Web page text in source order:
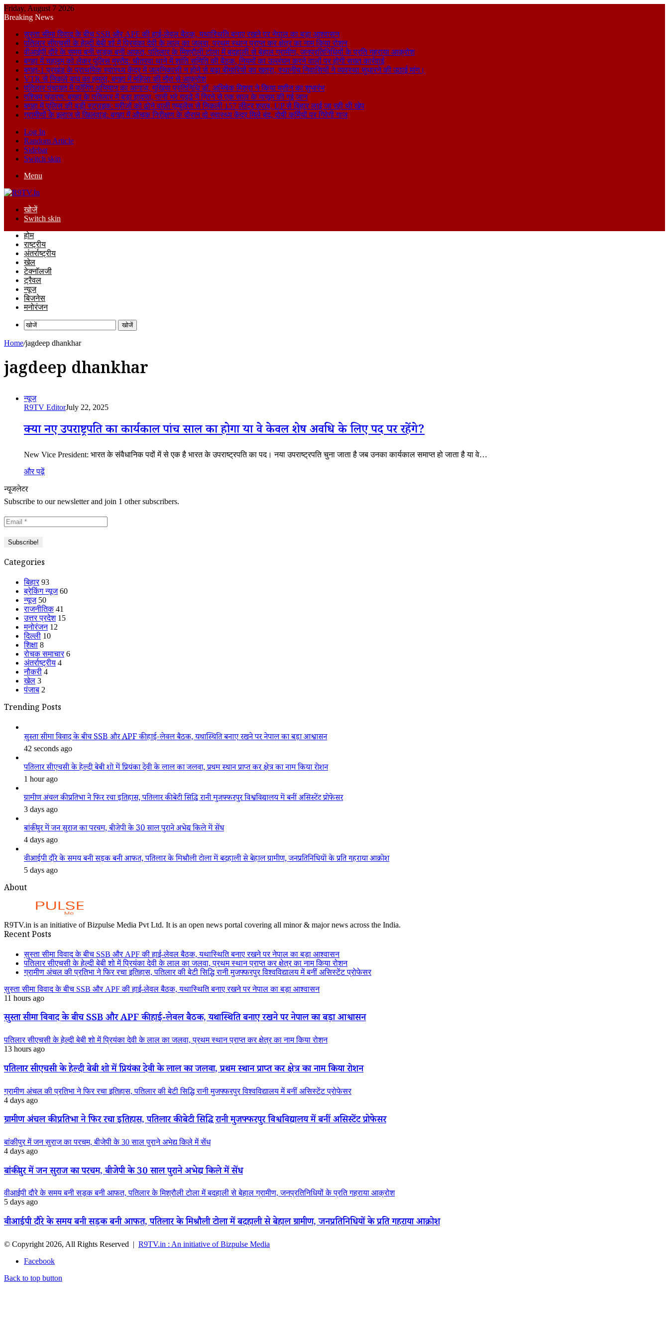
Friday, August 7 2026
Breaking News
सुस्ता सीमा विवाद के बीच SSB और APF की हाई-लेवल बैठक, यथास्थिति बनाए रखने पर नेपाल का बड़ा आश्वासन
पतिलार सीएचसी के हेल्दी बेबी शो में प्रियंका देवी के लाल का जलवा, प्रथम स्थान प्राप्त कर क्षेत्र का नाम किया रोशन
वीआईपी दौरे के समय बनी सड़क बनी आफत, पतिलार के मिश्रौली टोला में बदहाली से बेहाल ग्रामीण, जनप्रतिनिधियों के प्रति गहराया आक्रोश
बगहा में चहलूम को लेकर पुलिस मुस्तैद: चौतरवा थाने में शांति समिति की बैठक, नियमों का उल्लंघन करने वालों पर होगी सख्त कार्रवाई
बगहा-1 प्रखंड के प्राथमिक स्वास्थ्य केंद्र में जलनिकासी न होने से बढ़ा बीमारियों का खतरा, स्थानीय निवासियों ने व्यवस्था सुधारने की उठाई मांग।
VTR से निकले बाघ का हमला, बगहा में महिला की मौत से आक्रोश
पतिलार पंचायत में फॉगिंग अभियान का आगाज, मुखिया प्रतिनिधि डॉ. अभिषेक मिश्रा ने किया मशीन का शुभारंभ
पश्चिम चंपारण: बगहा के पतिलार में बड़ा हादसा, पानी भरे गड्ढे में गिरने से एक साल के मासूम की गई जान
बगहा में पुलिस की बड़ी स्ट्राइक: मरीजों को ढोने वाली एम्बुलेंस से निकली 157 लीटर शराब, UP से बिहार लाई जा रही थी खेप
ग्रामीणों के इलाज से खिलवाड़: बगहा में औचक निरीक्षण के दौरान दो स्वास्थ्य केंद्र मिले बंद, दोषी कर्मियों पर गिरेगी गाज
Log In
Random Article
Sidebar
Switch skin
Menu
खोजें
Switch skin
होम
राष्ट्रीय
अंतर्राष्ट्रीय
खेल
टेक्नॉलजी
ट्रैवल
न्यूज
बिजनेस
मनोरंजन
खोजें
Home/jagdeep dhankhar
jagdeep dhankhar
न्यूज
R9TV EditorJuly 22, 2025
क्या नए उपराष्ट्रपति का कार्यकाल पांच साल का होगा या वे केवल शेष अवधि के लिए पद पर रहेंगे?
New Vice President: भारत के संवैधानिक पदों में से एक है भारत के उपराष्ट्रपति का पद। नया उपराष्ट्रपति चुना जाता है जब उनका कार्यकाल समाप्त हो जाता है या वे…
और पढ़ें
न्यूजलेटर
Subscribe to our newsletter and join 1 other subscribers.
Categories
बिहार 93
ब्रेकिंग न्यूज 60
न्यूज 50
राजनीतिक 41
उत्तर प्रदेश 15
मनोरंजन 12
दिल्ली 10
शिक्षा 8
रोचक समाचार 6
अंतर्राष्ट्रीय 4
नौकरी 4
खेल 3
पंजाब 2
Trending Posts
सुस्ता सीमा विवाद के बीच SSB और APF की हाई-लेवल बैठक, यथास्थिति बनाए रखने पर नेपाल का बड़ा आश्वासन
42 seconds ago
पतिलार सीएचसी के हेल्दी बेबी शो में प्रियंका देवी के लाल का जलवा, प्रथम स्थान प्राप्त कर क्षेत्र का नाम किया रोशन
1 hour ago
ग्रामीण अंचल की प्रतिभा ने फिर रचा इतिहास, पतिलार की बेटी सिद्धि रानी मुजफ्फरपुर विश्वविद्यालय में बनीं असिस्टेंट प्रोफेसर
3 days ago
बांकीपुर में जन सुराज का परचम, बीजेपी के 30 साल पुराने अभेद्य किले में सेंध
4 days ago
वीआईपी दौरे के समय बनी सड़क बनी आफत, पतिलार के मिश्रौली टोला में बदहाली से बेहाल ग्रामीण, जनप्रतिनिधियों के प्रति गहराया आक्रोश
5 days ago
About
R9TV.in is an initiative of Bizpulse Media Pvt Ltd. It is an open news portal covering all minor & major news across the India.
Recent Posts
सुस्ता सीमा विवाद के बीच SSB और APF की हाई-लेवल बैठक, यथास्थिति बनाए रखने पर नेपाल का बड़ा आश्वासन
पतिलार सीएचसी के हेल्दी बेबी शो में प्रियंका देवी के लाल का जलवा, प्रथम स्थान प्राप्त कर क्षेत्र का नाम किया रोशन
ग्रामीण अंचल की प्रतिभा ने फिर रचा इतिहास, पतिलार की बेटी सिद्धि रानी मुजफ्फरपुर विश्वविद्यालय में बनीं असिस्टेंट प्रोफेसर
सुस्ता सीमा विवाद के बीच SSB और APF की हाई-लेवल बैठक, यथास्थिति बनाए रखने पर नेपाल का बड़ा आश्वासन
11 hours ago
सुस्ता सीमा विवाद के बीच SSB और APF की हाई-लेवल बैठक, यथास्थिति बनाए रखने पर नेपाल का बड़ा आश्वासन
पतिलार सीएचसी के हेल्दी बेबी शो में प्रियंका देवी के लाल का जलवा, प्रथम स्थान प्राप्त कर क्षेत्र का नाम किया रोशन
13 hours ago
पतिलार सीएचसी के हेल्दी बेबी शो में प्रियंका देवी के लाल का जलवा, प्रथम स्थान प्राप्त कर क्षेत्र का नाम किया रोशन
ग्रामीण अंचल की प्रतिभा ने फिर रचा इतिहास, पतिलार की बेटी सिद्धि रानी मुजफ्फरपुर विश्वविद्यालय में बनीं असिस्टेंट प्रोफेसर
4 days ago
ग्रामीण अंचल की प्रतिभा ने फिर रचा इतिहास, पतिलार की बेटी सिद्धि रानी मुजफ्फरपुर विश्वविद्यालय में बनीं असिस्टेंट प्रोफेसर
बांकीपुर में जन सुराज का परचम, बीजेपी के 30 साल पुराने अभेद्य किले में सेंध
4 days ago
बांकीपुर में जन सुराज का परचम, बीजेपी के 30 साल पुराने अभेद्य किले में सेंध
वीआईपी दौरे के समय बनी सड़क बनी आफत, पतिलार के मिश्रौली टोला में बदहाली से बेहाल ग्रामीण, जनप्रतिनिधियों के प्रति गहराया आक्रोश
5 days ago
वीआईपी दौरे के समय बनी सड़क बनी आफत, पतिलार के मिश्रौली टोला में बदहाली से बेहाल ग्रामीण, जनप्रतिनिधियों के प्रति गहराया आक्रोश
© Copyright 2026, All Rights Reserved | R9TV.in : An initiative of Bizpulse Media
Facebook
Back to top button